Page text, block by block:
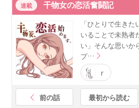
連載 干物女の恋活奮闘記
「ひとりで生き
いることで未熟者
い」そんな思いか
プ…
r
前の話 最初から読む